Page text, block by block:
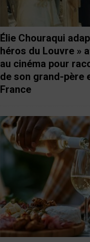
Élie Chouraqui
héros du Louvre »
au cinéma pour
de son grand-père
France